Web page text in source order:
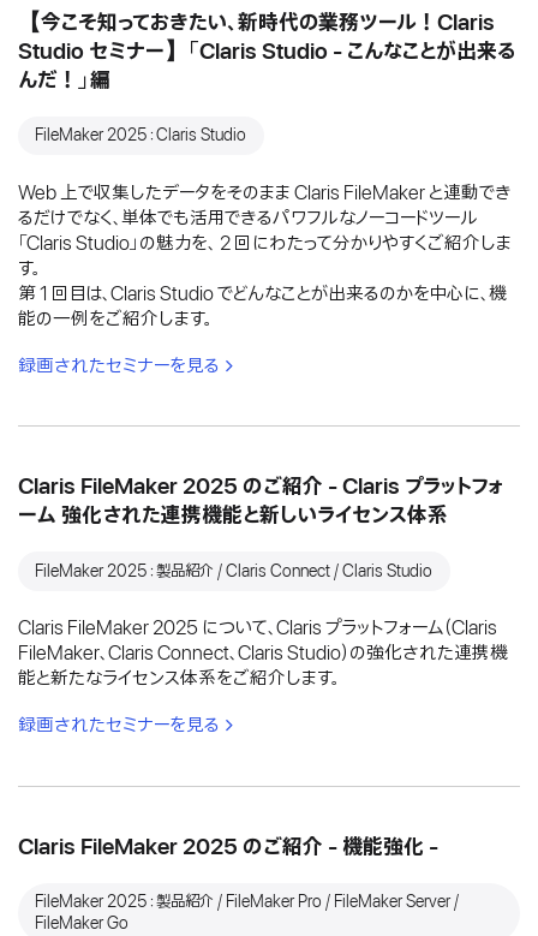
【今こそ知っておきたい、新時代の業務ツール！Claris
Studio セミナー】「Claris Studio - こんなことが出来る
んだ！」編
FileMaker 2025：Claris Studio
Web 上で収集したデータをそのまま Claris FileMaker と連動でき
るだけでなく、単体でも活用できるパワフルなノーコードツール
「Claris Studio」の魅力を、 2 回にわたって分かりやすくご紹介しま
す。
第 1 回目は、Claris Studio でどんなことが出来るのかを中心に、機
能の一例をご紹介します。
録画されたセミナーを見る
Claris FileMaker 2025 のご紹介 - Claris プラットフォ
ーム 強化された連携機能と新しいライセンス体系
FileMaker 2025：製品紹介 / Claris Connect / Claris Studio
Claris FileMaker 2025 について、Claris プラットフォーム（Claris
FileMaker、Claris Connect、Claris Studio）の強化された連携機
能と新たなライセンス体系をご紹介します。
録画されたセミナーを見る
Claris FileMaker 2025 のご紹介 - 機能強化 -
FileMaker 2025：製品紹介 / FileMaker Pro / FileMaker Server /
FileMaker Go